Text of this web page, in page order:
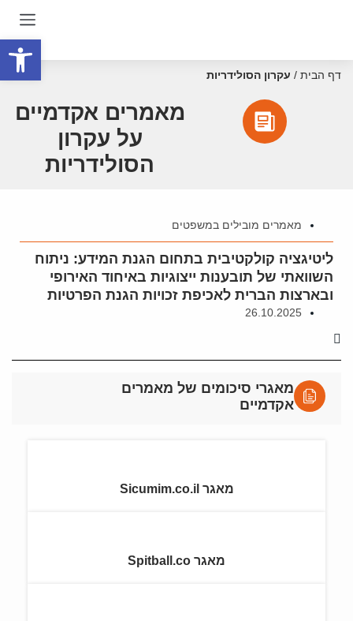
דף הבית / עקרון הסולידריות
מאמרים אקדמיים
על עקרון
הסולידריות
מאמרים מובילים במשפטים
ליטיגציה קולקטיבית בתחום הגנת המידע: ניתוח
השוואתי של תובענות ייצוגיות באיחוד האירופי
ובארצות הברית לאכיפת זכויות הגנת הפרטיות
26.10.2025
מאגרי סיכומים של מאמרים
אקדמיים
מאגר Sicumim.co.il
מאגר Spitball.co
פתח